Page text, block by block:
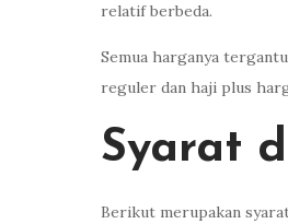
relatif berbeda.
Semua harganya
reguler dan haji plus
Syarat
Berikut merupakan